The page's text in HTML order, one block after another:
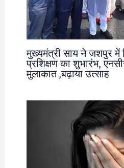
मुख्यमंत्री साय ने जशपुर में
प्रशिक्षण का शुभारंभ,
मुलाकात ,बढ़ाया उत्साह